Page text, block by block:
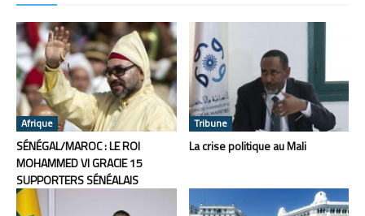
Afrique
SÉNÉGAL/MAROC : LE ROI
MOHAMMED VI GRACIE 15
SUPPORTERS SÉNÉALAIS
Tribune
La crise politique au Mali